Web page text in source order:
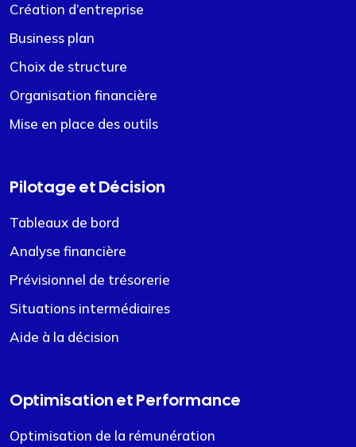
Création d’entreprise
Business plan
Choix de structure
Organisation financière
Mise en place des outils
Pilotage et Décision
Tableaux de bord
Analyse financière
Prévisionnel de trésorerie
Situations intermédiaires
Aide à la décision
Optimisation et Performance
Optimisation de la rémunération